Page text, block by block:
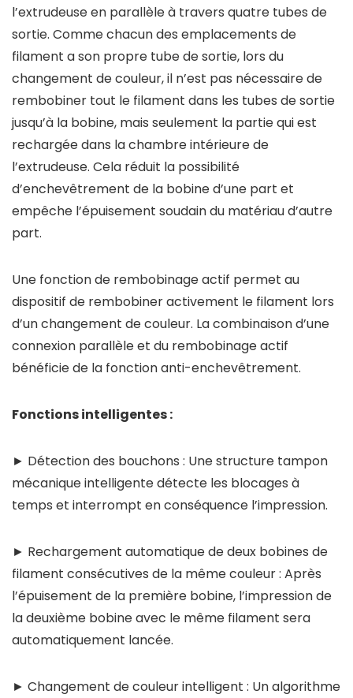
l’extrudeuse en parallèle à travers quatre tubes de
sortie. Comme chacun des emplacements de
filament a son propre tube de sortie, lors du
changement de couleur, il n’est pas nécessaire de
rembobiner tout le filament dans les tubes de sortie
jusqu’à la bobine, mais seulement la partie qui est
rechargée dans la chambre intérieure de
l’extrudeuse. Cela réduit la possibilité
d’enchevêtrement de la bobine d’une part et
empêche l’épuisement soudain du matériau d’autre
part.
Une fonction de rembobinage actif permet au
dispositif de rembobiner activement le filament lors
d’un changement de couleur. La combinaison d’une
connexion parallèle et du rembobinage actif
bénéficie de la fonction anti-enchevêtrement.
Fonctions intelligentes :
► Détection des bouchons : Une structure tampon
mécanique intelligente détecte les blocages à
temps et interrompt en conséquence l’impression.
► Rechargement automatique de deux bobines de
filament consécutives de la même couleur : Après
l’épuisement de la première bobine, l’impression de
la deuxième bobine avec le même filament sera
automatiquement lancée.
► Changement de couleur intelligent : Un algorithme